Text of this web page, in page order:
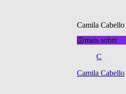
Camila Cabello
mais sobre
C
Camila Cabello